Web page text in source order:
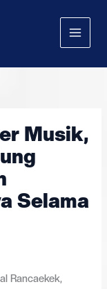
Musik,
Selama
Rancaekek,